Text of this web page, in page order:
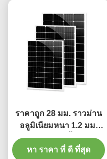
ราคาถูก 28 มม. ราวม่าน
อลูมิเนียมหนา 1.2 มม.
พร้อมพลาสติกขั้นสุดท้าย
หา ราคา ที่ ดี ที่สุด